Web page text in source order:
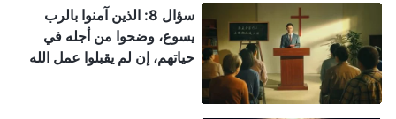
سؤال 8: الذين آمنوا بالرب
يسوع، وضحوا من أجله في
حياتهم، إن لم يقبلوا عمل الله